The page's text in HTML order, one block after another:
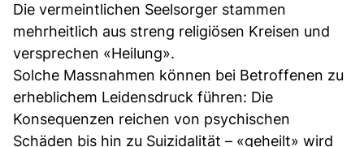
Die vermeintlichen Seelsorger stammen
mehrheitlich aus streng religiösen Kreisen und
versprechen «Heilung».
Solche Massnahmen können bei Betroffenen zu
erheblichem Leidensdruck führen: Die
Konsequenzen reichen von psychischen
Schäden bis hin zu Suizidalität – «geheilt» wird